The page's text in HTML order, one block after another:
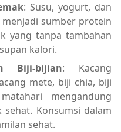
: Susu, yogurt, dan
sumber protein
yang tanpa tambahan
kalori.
Biji-bijian: Kacang
mete, biji chia, biji
mengandung
Konsumsi dalam
sehat.